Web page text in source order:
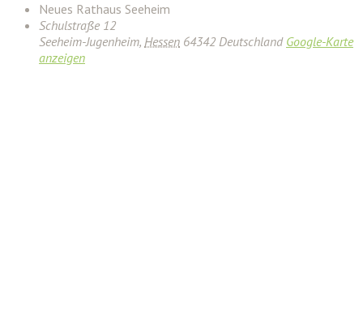
Neues Rathaus Seeheim
Schulstraße 12
Seeheim-Jugenheim, Hessen 64342 Deutschland Google-Karte
anzeigen